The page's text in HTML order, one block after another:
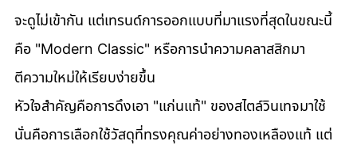
จะดูไม่เข้ากัน แต่เทรนด์การออกแบบที่มาแรงที่สุดในขณะนี้
คือ "Modern Classic" หรือการนำความคลาสสิกมา
ตีความใหม่ให้เรียบง่ายขึ้น
หัวใจสำคัญคือการดึงเอา "แก่นแท้" ของสไตล์วินเทจมาใช้
นั่นคือการเลือกใช้วัสดุที่ทรงคุณค่าอย่างทองเหลืองแท้ แต่